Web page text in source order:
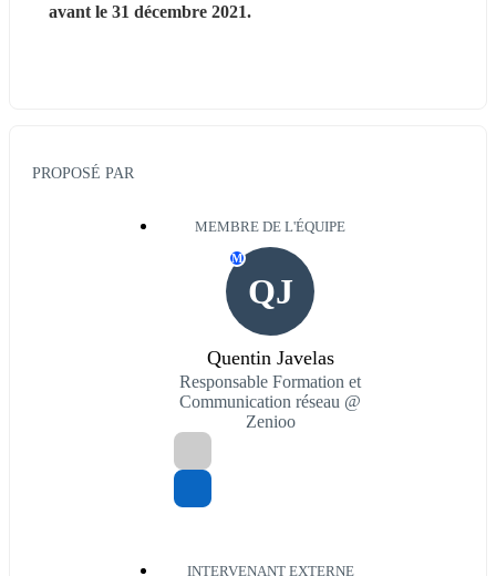
avant le 31 décembre 2021.
PROPOSÉ PAR
MEMBRE DE L'ÉQUIPE
QJ
M
Quentin Javelas
Responsable Formation et
Communication réseau @
Zenioo
INTERVENANT EXTERNE